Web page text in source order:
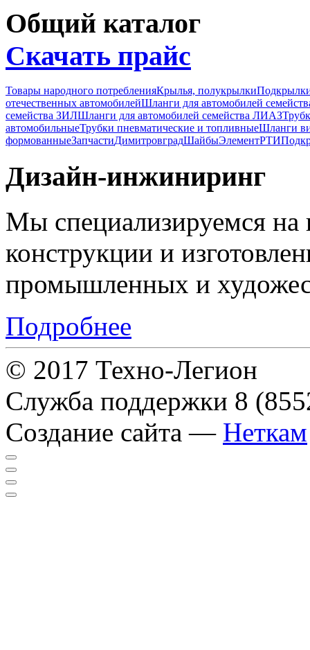
Общий каталог
Скачать прайс
Товары народного потребленияКрылья, полукрылки
отечественных автомобилейШланги для автомобилей
семейства ЗИЛШланги для автомобилей семейства ЛИАЗ
автомобильныеТрубки пневматические и топливныеШланги
формованныеЗапчастиДимитровградШайбыЭлементРТИ
Дизайн-инжиниринг
Мы специализируемся на
конструкции и
промышленных и
Подробнее
© 2017 Техно-Легион
Служба поддержки 8
Создание сайта — Неткам